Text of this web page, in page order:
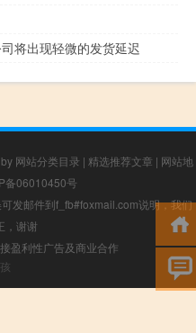
将出现轻微的发货延迟
网站分类目录 | 精选推荐文章 | 网站地
备06010450号
发邮件到f_fb#foxmail.com说明，我们
，谢谢
盈利性广告及商业合作